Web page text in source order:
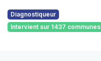
Diagnostiqueur
Intervient sur 1437 communes